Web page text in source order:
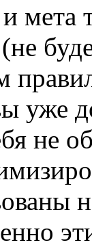
мета
уже
не